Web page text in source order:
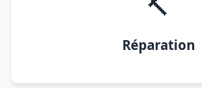
🔨
Réparation